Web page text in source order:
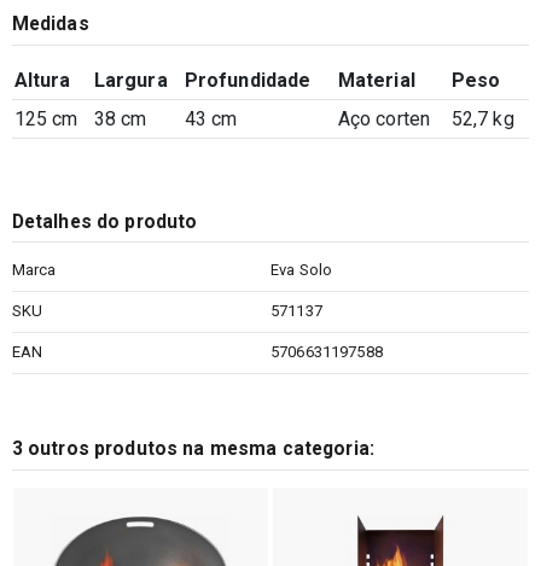
Medidas
Altura Largura Profundidade Material
Peso
125 cm
38 cm 43 cm Aço corten 52,7 kg
Detalhes do produto
Marca Eva Solo
SKU 571137
EAN 5706631197588
3 outros produtos na mesma categoria: